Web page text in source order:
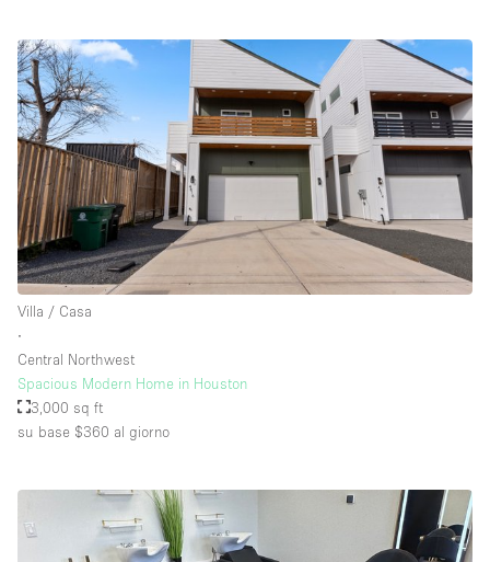
Villa / Casa
∙
Central Northwest
Spacious Modern Home in Houston
3,000 sq ft
su base $360 al giorno